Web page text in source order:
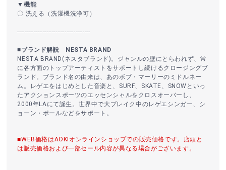
▼機能
〇 洗える（洗濯機洗浄可）
----------------------------------------
■ブランド解説 NESTA BRAND
NESTA BRAND(ネスタブランド)。ジャンルの壁にとらわれず、常
に各方面のトップアーティストをサポートし続けるクロージングブ
ランド。ブランド名の由来は、あのボブ・マーリーのミドルネー
ム。レゲエをはじめとした音楽と、SURF、SKATE、SNOWといっ
たアクションスポーツのエッセンシャルをクロスオーバーし、
2000年LAにて誕生。世界中で大ブレイク中のレゲエシンガー、シ
ョーン・ポールなどをサポート。
■WEB価格はAOKIオンラインショップでの販売価格です。店頭と
は販売価格および一部セール内容が異なる場合がございます。